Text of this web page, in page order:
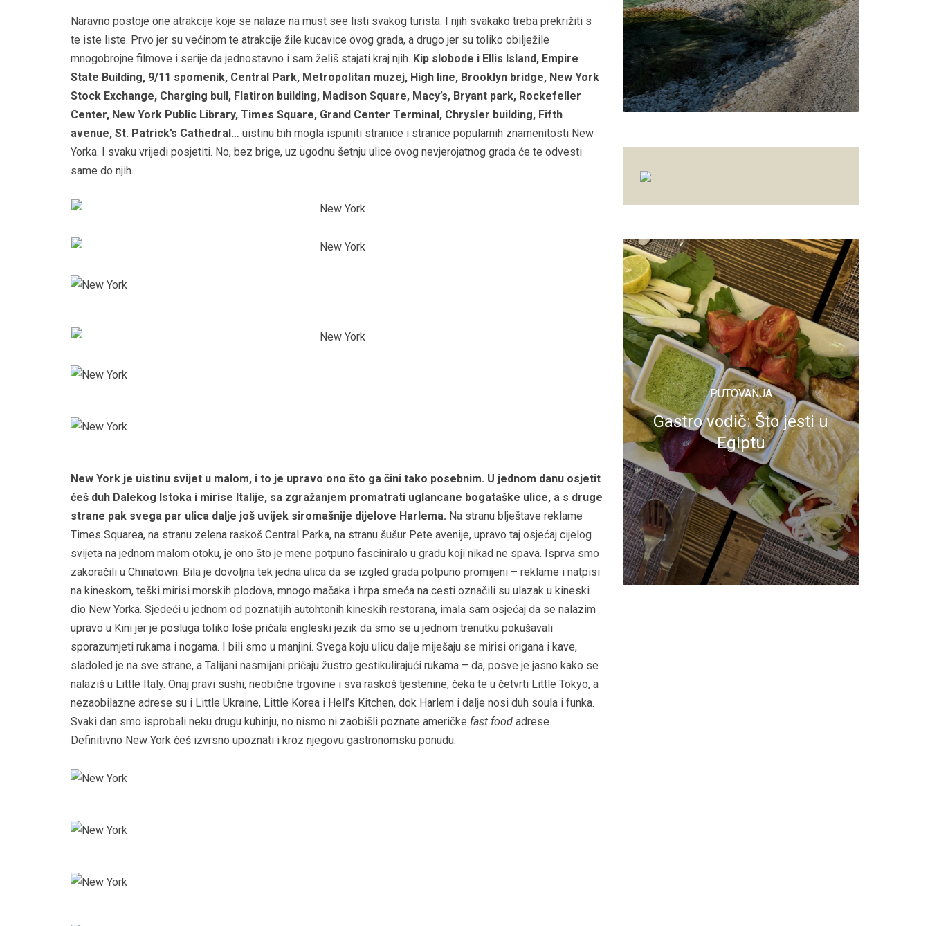
Naravno postoje one atrakcije koje se nalaze na must see listi svakog turista. I njih svakako treba prekrižiti s
te iste liste. Prvo jer su većinom te atrakcije žile kucavice ovog grada, a drugo jer su toliko obilježile
mnogobrojne filmove i serije da jednostavno i sam želiš stajati kraj njih. Kip slobode i Ellis Island, Empire
State Building, 9/11 spomenik, Central Park, Metropolitan muzej, High line, Brooklyn bridge, New York
Stock Exchange, Charging bull, Flatiron building, Madison Square, Macy’s, Bryant park, Rockefeller
Center, New York Public Library, Times Square, Grand Center Terminal, Chrysler building, Fifth
avenue, St. Patrick’s Cathedral… uistinu bih mogla ispuniti stranice i stranice popularnih znamenitosti New
Yorka. I svaku vrijedi posjetiti. No, bez brige, uz ugodnu šetnju ulice ovog nevjerojatnog grada će te odvesti
same do njih.
New York je uistinu svijet u malom, i to je upravo ono što ga čini tako posebnim. U jednom danu osjetit
ćeš duh Dalekog Istoka i mirise Italije, sa zgražanjem promatrati uglancane bogataške ulice, a s druge
strane pak svega par ulica dalje još uvijek siromašnije dijelove Harlema. Na stranu blještave reklame
Times Squarea, na stranu zelena raskoš Central Parka, na stranu šušur Pete avenije, upravo taj osjećaj cijelog
svijeta na jednom malom otoku, je ono što je mene potpuno fasciniralo u gradu koji nikad ne spava. Isprva smo
zakoračili u Chinatown. Bila je dovoljna tek jedna ulica da se izgled grada potpuno promijeni – reklame i natpisi
na kineskom, teški mirisi morskih plodova, mnogo mačaka i hrpa smeća na cesti označili su ulazak u kineski
dio New Yorka. Sjedeći u jednom od poznatijih autohtonih kineskih restorana, imala sam osjećaj da se nalazim
upravo u Kini jer je posluga toliko loše pričala engleski jezik da smo se u jednom trenutku pokušavali
sporazumjeti rukama i nogama. I bili smo u manjini. Svega koju ulicu dalje miješaju se mirisi origana i kave,
sladoled je na sve strane, a Talijani nasmijani pričaju žustro gestikulirajući rukama – da, posve je jasno kako se
nalaziš u Little Italy. Onaj pravi sushi, neobične trgovine i sva raskoš tjestenine, čeka te u četvrti Little Tokyo, a
nezaobilazne adrese su i Little Ukraine, Little Korea i Hell’s Kitchen, dok Harlem i dalje nosi duh soula i funka.
Svaki dan smo isprobali neku drugu kuhinju, no nismo ni zaobišli poznate američke fast food adrese.
Definitivno New York ćeš izvrsno upoznati i kroz njegovu gastronomsku ponudu.
PUTOVANJA
Gastro vodič: Što jesti u
Egiptu